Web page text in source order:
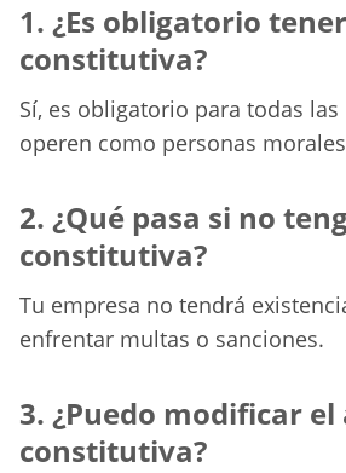
1. ¿Es obligatorio
constitutiva?
Sí, es obligatorio para todas
operen como personas
2. ¿Qué pasa si no
constitutiva?
Tu empresa no tendrá
enfrentar multas o sanciones.
3. ¿Puedo modificar el
constitutiva?